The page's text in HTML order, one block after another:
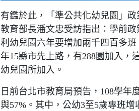
有鑑於此，「準公共化幼兒園」
教育部長潘文忠受訪指出：學前
利幼兒園六年要增加兩千四百多
年15縣市先上路，有288園加入，
幼兒園所加入。
日前台北市教育局預告，108學年
與57%。其中，公幼3至5歲專班增